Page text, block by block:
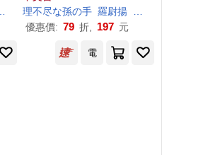
シロタカ
理不尽な孫の手 羅尉揚
優惠價: 79 折, 197 元
電